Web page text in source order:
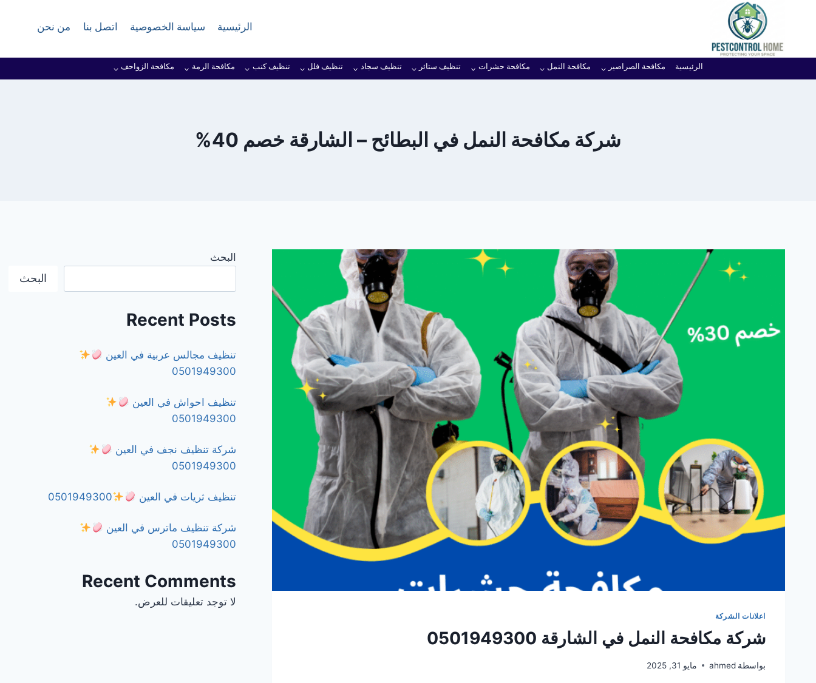
المحتوى
الرئيسية سياسة الخصوصية اتصل بنا من نحن
الرئيسية مكافحة الصراصير مكافحة النمل مكافحة حشرات تنظيف ستائر تنظيف سجاد تنظيف فلل تنظيف كنب مكافحة الرمة مكافحة الزواحف
شركة مكافحة النمل في البطائح – الشارقة خصم 40%
اعلانات الشركة
شركة مكافحة النمل في الشارقة 0501949300
بواسطة ahmed مايو 31, 2025
البحث
البحث
Recent Posts
تنظيف مجالس عربية في العين
0501949300
تنظيف احواش في العين
0501949300
شركة تنظيف نجف في العين
0501949300
تنظيف ثريات في العين 0501949300
شركة تنظيف ماترس في العين
0501949300
Recent Comments
لا توجد تعليقات للعرض.